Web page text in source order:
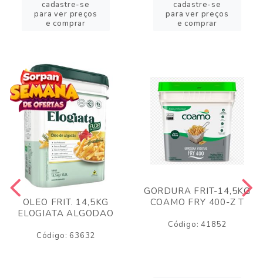
cadastre-se
para ver preços
e comprar
cadastre-se
para ver preços
e comprar
OLEO FRIT. 14,5KG
ELOGIATA ALGODAO
Código: 63632
GORDURA FRIT-14,5KG
COAMO FRY 400-Z T
Código: 41852